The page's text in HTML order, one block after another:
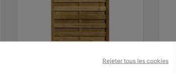
Rejeter tous les cookies